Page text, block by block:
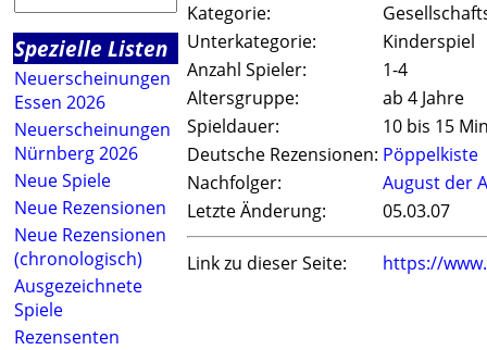
Spezielle Listen
Neuerscheinungen
Essen 2026
Neuerscheinungen
Nürnberg 2026
Neue Spiele
Neue Rezensionen
Neue Rezensionen
(chronologisch)
Ausgezeichnete
Spiele
Rezensenten
Kategorie:
Unterkategorie:
Kinderspiel
Anzahl Spieler:
1-4
Altersgruppe:
ab 4 Jahre
Spieldauer:
10 bis 15
Deutsche Rezensionen: Pöppelkiste
Nachfolger:
August der
Letzte Änderung:
05.03.07
Link zu dieser Seite: https://